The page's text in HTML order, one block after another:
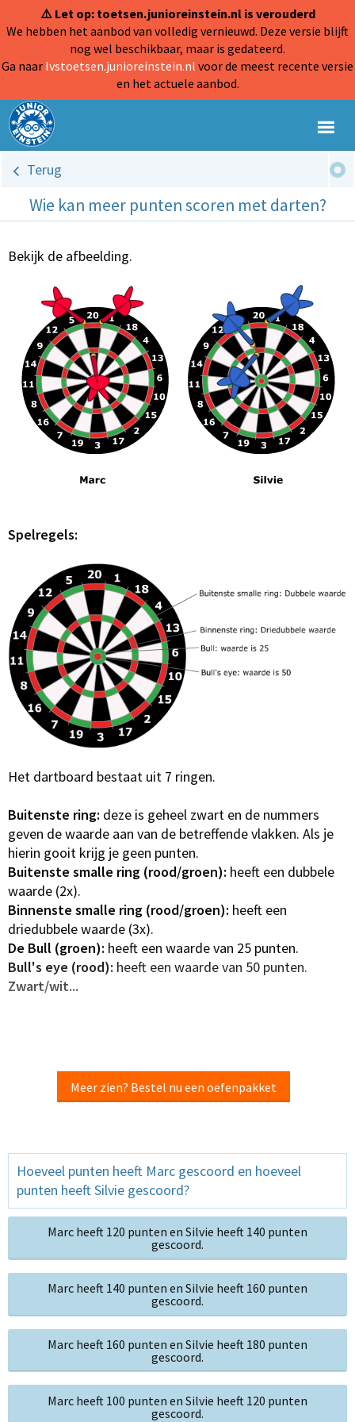
⚠️ Let op: toetsen.junioreinstein.nl is verouderd
We hebben het aanbod van volledig vernieuwd. Deze versie blijft
nog wel beschikbaar, maar is gedateerd.
Ga naar lvstoetsen.junioreinstein.nl voor de meest recente versie
en het actuele aanbod.
Terug
Wie kan meer punten scoren met darten?
Bekijk de afbeelding.
Spelregels:
Het dartboard bestaat uit 7 ringen.
Buitenste ring: deze is geheel zwart en de nummers
geven de waarde aan van de betreffende vlakken. Als je
hierin gooit krijg je geen punten.
Buitenste smalle ring (rood/groen): heeft een dubbele
waarde (2x).
Binnenste smalle ring (rood/groen): heeft een
driedubbele waarde (3x).
De Bull (groen): heeft een waarde van 25 punten.
Bull's eye (rood): heeft een waarde van 50 punten.
Zwart/wit...
Meer zien? Bestel nu een oefenpakket
Hoeveel punten heeft Marc gescoord en hoeveel
punten heeft Silvie gescoord?
Marc heeft 120 punten en Silvie heeft 140 punten
gescoord.
Marc heeft 140 punten en Silvie heeft 160 punten
gescoord.
Marc heeft 160 punten en Silvie heeft 180 punten
gescoord.
Marc heeft 100 punten en Silvie heeft 120 punten
gescoord.